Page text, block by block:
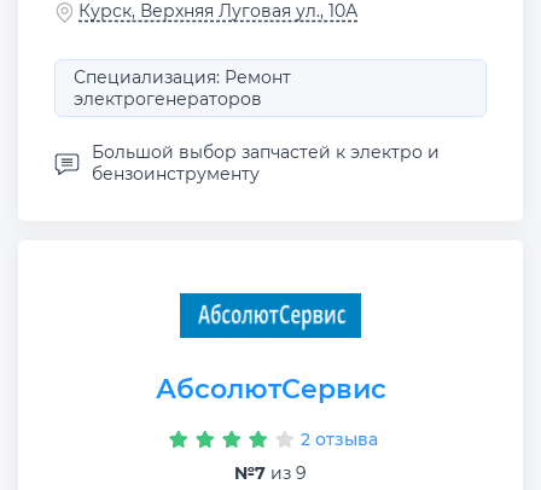
Курск, Верхняя Луговая ул., 10А
Специализация: Ремонт
электрогенераторов
Большой выбор запчастей к электро и
бензоинструменту
АбсолютСервис
2 отзыва
№7 из 9